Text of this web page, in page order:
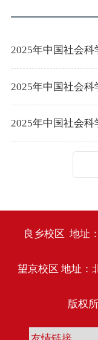
2025年中国社会科
2025年中国社会科
2025年中国社会科
良乡校区 地址
望京校区 地址：
版权